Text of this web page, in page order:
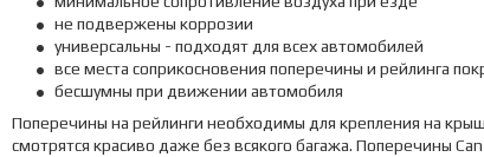
не подвержены коррозии
универсальны - подходят для всех автомобилей
все места соприкосновения поперечины и рейлинга
бесшумны при движении автомобиля
Поперечины на рейлинги необходимы для крепления на
смотрятся красиво даже без всякого багажа. Поперечины